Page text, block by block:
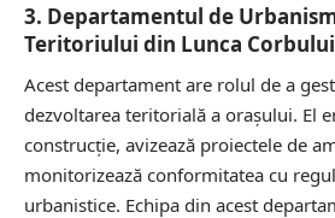
3. Departamentul de
Teritoriului din Lunca
Acest departament are rolul de a
dezvoltarea teritorială a orașului. El
construcție, avizează proiectele de
monitorizează conformitatea cu
urbanistice. Echipa din acest